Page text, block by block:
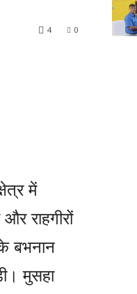
0
4
में
राहगीरों
बभनान
मुसहा